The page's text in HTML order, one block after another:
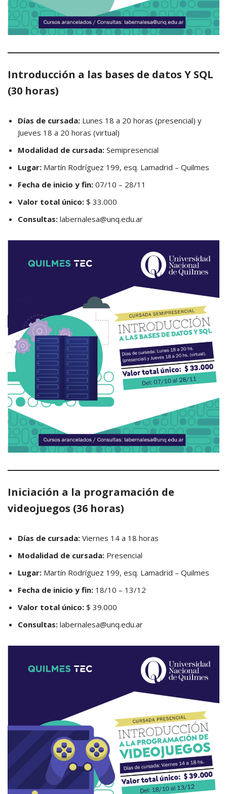
Introducción a las bases de datos Y SQL
(30 horas)
Días de cursada: Lunes 18 a 20 horas (presencial) y
Jueves 18 a 20 horas (virtual)
Modalidad de cursada: Semipresencial
Lugar: Martín Rodríguez 199, esq. Lamadrid – Quilmes
Fecha de inicio y fin: 07/10 – 28/11
Valor total único: $ 33.000
Consultas: labernalesa@unq.edu.ar
Iniciación a la programación de
videojuegos (36 horas)
Días de cursada: Viernes 14 a 18 horas
Modalidad de cursada: Presencial
Lugar: Martín Rodríguez 199, esq. Lamadrid – Quilmes
Fecha de inicio y fin: 18/10 – 13/12
Valor total único: $ 39.000
Consultas: labernalesa@unq.edu.ar